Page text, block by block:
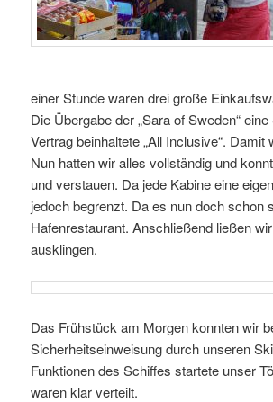
einer Stunde waren drei große
Die Übergabe der „Sara of Sweden“
Vertrag beinhaltete „All Inclusive“.
Nun hatten wir alles vollständig und
und verstauen. Da jede Kabine eine
jedoch begrenzt. Da es nun doch schon
Hafenrestaurant. Anschließend ließen
ausklingen.
Das Frühstück am Morgen konnten wir
Sicherheitseinweisung durch unseren
Funktionen des Schiffes startete unser
waren klar verteilt.